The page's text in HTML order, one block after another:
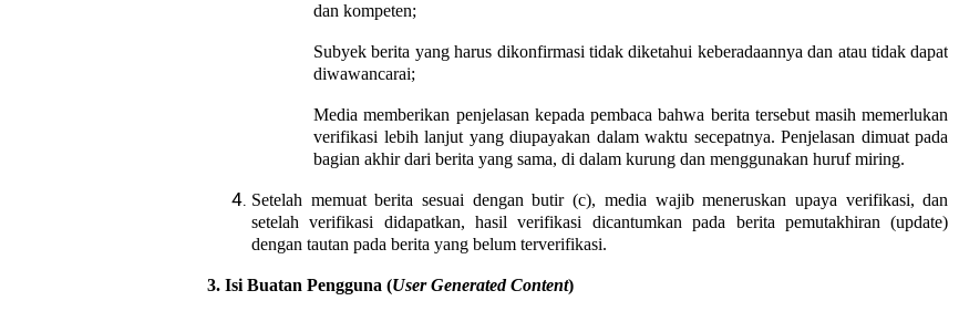
dan kompeten;
Subyek berita yang harus dikonfirmasi tidak diketahui keberadaannya dan atau tidak dapat
diwawancarai;
Media memberikan penjelasan kepada pembaca bahwa berita tersebut masih memerlukan
verifikasi lebih lanjut yang diupayakan dalam waktu secepatnya. Penjelasan dimuat pada
bagian akhir dari berita yang sama, di dalam kurung dan menggunakan huruf miring.
Setelah memuat berita sesuai dengan butir (c), media wajib meneruskan upaya verifikasi, dan
setelah verifikasi didapatkan, hasil verifikasi dicantumkan pada berita pemutakhiran (update)
dengan tautan pada berita yang belum terverifikasi.
3. Isi Buatan Pengguna (User Generated Content)